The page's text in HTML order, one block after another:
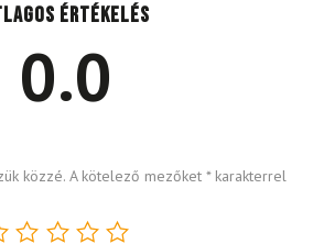
értékelés
0.0
közzé. A kötelező mezőket *karakterrel